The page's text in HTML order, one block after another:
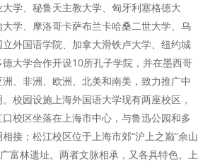
学、秘鲁天主教大学、匈牙利塞格德大
学、摩洛哥卡萨布兰卡哈桑二世大学、乌
外国语学院、加拿大滑铁卢大学、纽约城
大学合作开设10所孔子学院，并在墨西哥
、非洲、欧洲、北美和南美，致力推广中
校园设施上海外国语大学现有两座校区，
校区坐落在上海市中心，与鲁迅公园和多
接；松江校区位于上海市郊“沪上之巅”佘山
富林遗址。两者文脉相承，又各具特色。上